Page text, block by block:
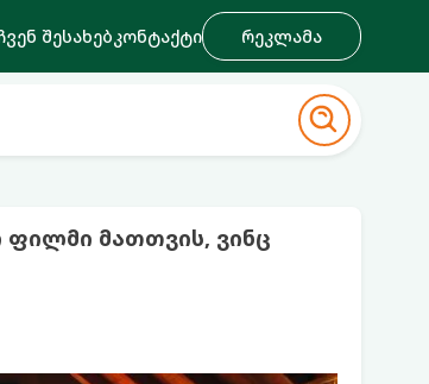
შესახებკონტაქტი რეკლამა
მათთვის, ვინც